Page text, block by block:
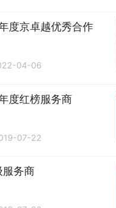
度京卓越优秀合作
04-06
度红榜服务商
07-22
服务商